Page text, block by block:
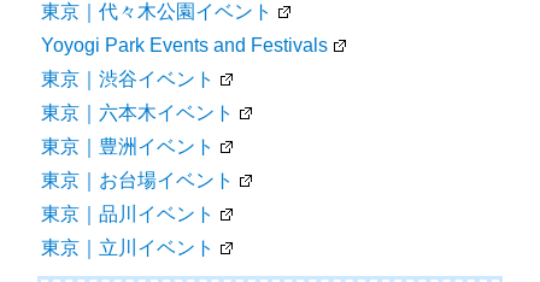
東京｜代々木公園イベント
Yoyogi Park Events and Festivals
東京｜渋谷イベント
東京｜六本木イベント
東京｜豊洲イベント
東京｜お台場イベント
東京｜品川イベント
東京｜立川イベント